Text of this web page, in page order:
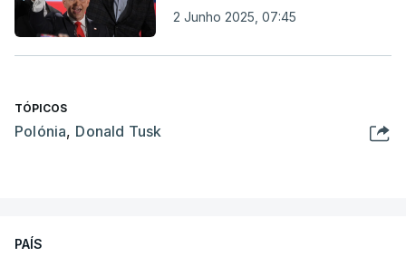
2 Junho 2025, 07:45
TÓPICOS
Polónia, Donald Tusk
PAÍS